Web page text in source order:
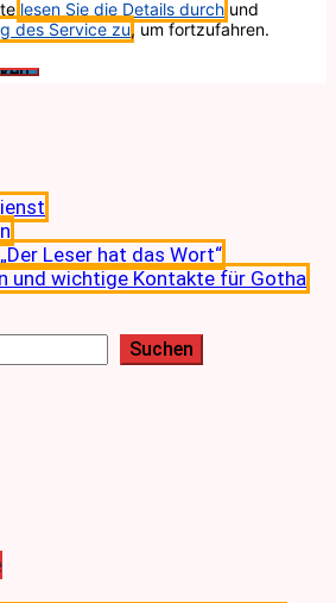
lesen Sie die Details durch und
des Service zu, um fortzufahren.
Leser hat das Wort“
und wichtige Kontakte für Gotha
Suchen